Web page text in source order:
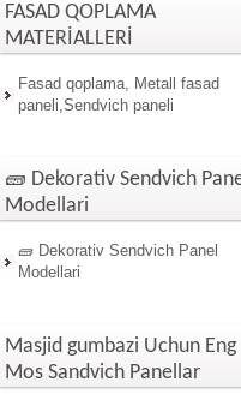
FASAD QOPLAMA
MATERİALLERİ
Fasad qoplama, Metall fasad
paneli,Sendvich paneli
🧱 Dekorativ Sendvich
Modellari
🧱 Dekorativ Sendvich Panel
Modellari
Masjid gumbazi Uchun Eng
Mos Sandvich Panellar